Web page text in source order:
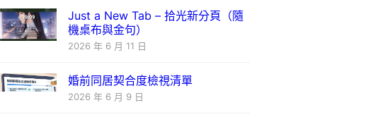
Just a New Tab – 拾光新分頁（隨
機桌布與金句）
2026 年 6 月 11 日
婚前同居契合度檢視清單
2026 年 6 月 9 日